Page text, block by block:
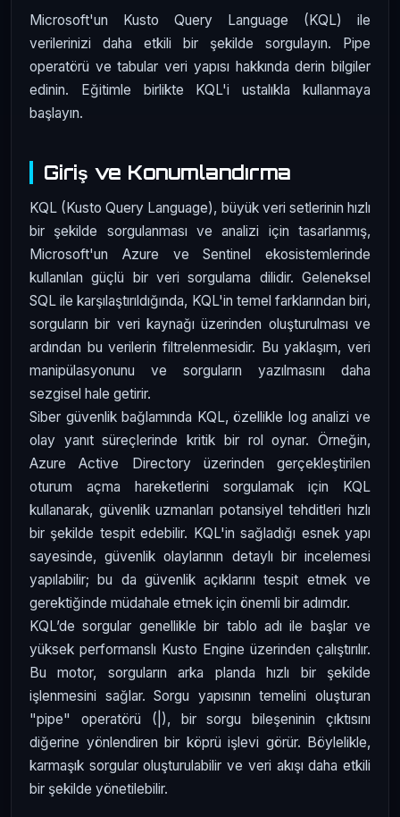
Microsoft'un Kusto Query Language (KQL) ile
verilerinizi daha etkili bir şekilde sorgulayın. Pipe
operatörü ve tabular veri yapısı hakkında derin bilgiler
edinin. Eğitimle birlikte KQL'i ustalıkla kullanmaya
başlayın.
Giriş ve Konumlandırma
KQL (Kusto Query Language), büyük veri setlerinin hızlı
bir şekilde sorgulanması ve analizi için tasarlanmış,
Microsoft'un Azure ve Sentinel ekosistemlerinde
kullanılan güçlü bir veri sorgulama dilidir. Geleneksel
SQL ile karşılaştırıldığında, KQL'in temel farklarından biri,
sorguların bir veri kaynağı üzerinden oluşturulması ve
ardından bu verilerin filtrelenmesidir. Bu yaklaşım, veri
manipülasyonunu ve sorguların yazılmasını daha
sezgisel hale getirir.
Siber güvenlik bağlamında KQL, özellikle log analizi ve
olay yanıt süreçlerinde kritik bir rol oynar. Örneğin,
Azure Active Directory üzerinden gerçekleştirilen
oturum açma hareketlerini sorgulamak için KQL
kullanarak, güvenlik uzmanları potansiyel tehditleri hızlı
bir şekilde tespit edebilir. KQL'in sağladığı esnek yapı
sayesinde, güvenlik olaylarının detaylı bir incelemesi
yapılabilir; bu da güvenlik açıklarını tespit etmek ve
gerektiğinde müdahale etmek için önemli bir adımdır.
KQL’de sorgular genellikle bir tablo adı ile başlar ve
yüksek performanslı Kusto Engine üzerinden çalıştırılır.
Bu motor, sorguların arka planda hızlı bir şekilde
işlenmesini sağlar. Sorgu yapısının temelini oluşturan
"pipe" operatörü (|), bir sorgu bileşeninin çıktısını
diğerine yönlendiren bir köprü işlevi görür. Böylelikle,
karmaşık sorgular oluşturulabilir ve veri akışı daha etkili
bir şekilde yönetilebilir.